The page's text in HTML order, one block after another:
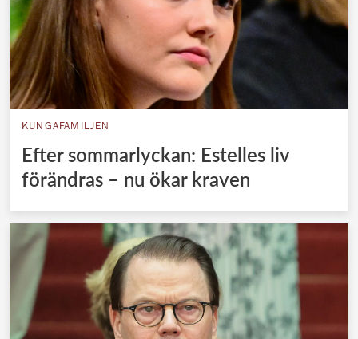
KUNGAFAMILJEN
Efter sommarlyckan: Estelles liv
förändras – nu ökar kraven